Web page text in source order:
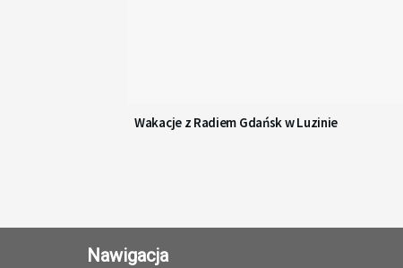
Wakacje z Radiem Gdańsk w Luzinie
Nawigacja